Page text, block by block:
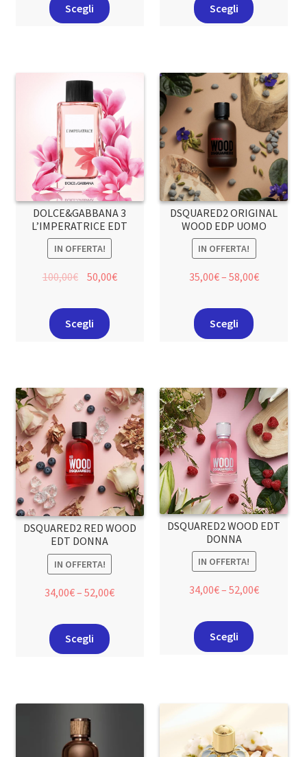
Scegli Scegli
DOLCE&GABBANA 3
L’IMPERATRICE EDT
IN OFFERTA!
100,00€ 50,00€
Scegli
DSQUARED2 ORIGINAL
WOOD EDP UOMO
IN OFFERTA!
35,00€– 58,00€
Scegli
DSQUARED2 RED WOOD
EDT DONNA
IN OFFERTA!
34,00€–52,00€
Scegli
DSQUARED2 WOOD EDT
DONNA
IN OFFERTA!
34,00€– 52,00€
Scegli